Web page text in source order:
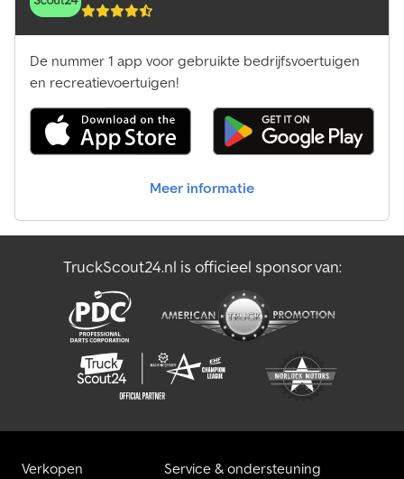
Overige Onderdelen & Accessoires Voor Bestelwagens
Overige Onderdelen En Toebehoren Voor Gemeentelijke Voertuigen
Overige Onderdelen En Toebehoren Voor Landbouwmachines
Overige Vrachtwagenonderdelen & Truck Accessoires
Verhoogde Bestelwagens
Vrachtwagenonderdelen & Truck Accessoires
De nummer 1 app voor gebruikte bedrijfsvoertuigen
en recreatievoertuigen!
Meer informatie
TruckScout24.nl is officieel sponsor van:
Verkopen Service & ondersteuning